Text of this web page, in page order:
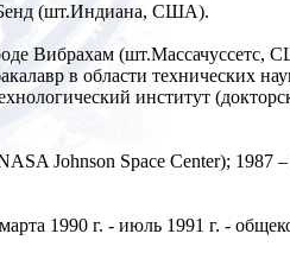
Бенд (шт.Индиана, США).
Вибрахам (шт.Массачуссетс,
в области технических
институт
Johnson Space Center); 1987 –
1990 г. - июль 1991 г. -